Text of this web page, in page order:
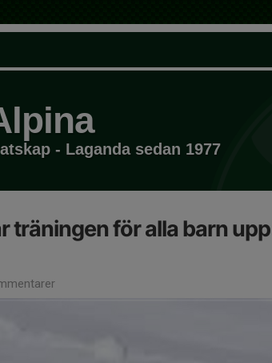
- Laganda sedan 1977
träningen för alla barn